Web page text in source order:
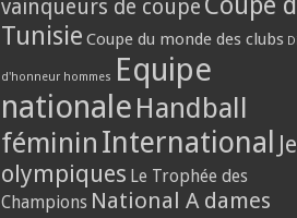
vainqueurs de coupe
Tunisie Coupe du monde des clubs
d'honneur hommes Equipe
nationale Handball
féminin International
olympiques Le Trophée des
Champions National A dames